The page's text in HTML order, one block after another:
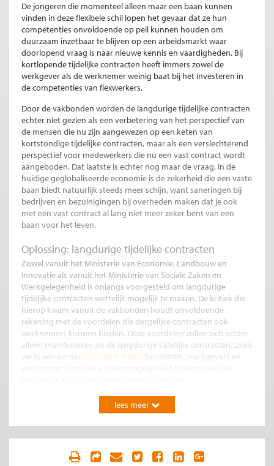
De jongeren die momenteel alleen maar een baan kunnen
vinden in deze flexibele schil lopen het gevaar dat ze hun
competenties onvoldoende op peil kunnen houden om
duurzaam inzetbaar te blijven op een arbeidsmarkt waar
doorlopend vraag is naar nieuwe kennis en vaardigheden. Bij
kortlopende tijdelijke contracten heeft immers zowel de
werkgever als de werknemer weinig baat bij het investeren in
de competenties van flexwerkers.
Door de vakbonden worden de langdurige tijdelijke contracten
echter niet gezien als een verbetering van het perspectief van
de mensen die nu zijn aangewezen op een keten van
kortstondige tijdelijke contracten, maar als een verslechterend
perspectief voor medewerkers die nu een vast contract wordt
aangeboden. Dat laatste is echter nog maar de vraag. In de
huidige geglobaliseerde economie is de zekerheid die een vaste
baan biedt natuurlijk steeds meer schijn, want saneringen bij
bedrijven en bezuinigingen bij overheden maken dat je ook
met een vast contract al lang niet meer zeker bent van een
baan voor het leven.
Oplossing: langdurige tijdelijke contracten
Zowel vanuit het Ministerie van Economie, Landbouw en
Innovatie als vanuit het Ministerie van Sociale Zaken en
Werkgelegenheid is onlangs voorgesteld om langdurige
tijdelijke contracten wettelijk mogelijk te maken. De kritiek die
hierop kwam vanuit de vakbonden houdt onvoldoende
rekening met de voordelen die dergelijke contracten ook
werknemers kunnen bieden. Deze voordelen zullen zich echter
alleen manifesteren als de langdurige tijdelijke contracten, zoals
we in een eerder Me Judice artikel bepleitten , werkgevers en
Daarbij gaat het om de volgende vier voordelen:
1. Minder verloop
Werkgevers die veel flexwerkers in dienst hebben kunnen
profiteren van langdurige tijdelijke contracten, omdat deze
contracten het hoge personeelsverloop verminderen.
lees meer